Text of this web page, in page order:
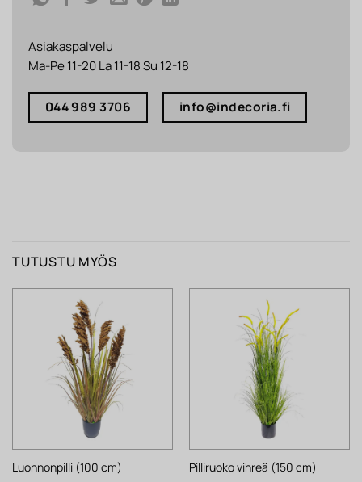
Asiakaspalvelu
Ma-Pe 11-20 La 11-18 Su 12-18
044 989 3706 info@indecoria.fi
TUTUSTU MYÖS
Luonnonpilli (100 cm) Pilliruoko vihreä (150 cm)